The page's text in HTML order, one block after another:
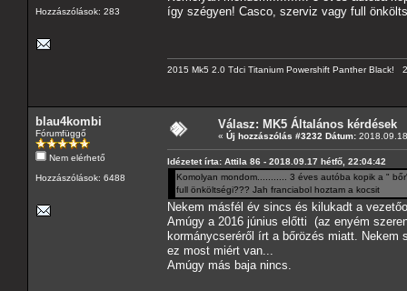
Hozzászólások: 283
így szégyen! Casco, szerviz vagy full
2015 Mk5 2.0 Tdci Titanium Powershift Panther
blau4kombi
Fórumfüggő
Nem elérhető
Hozzászólások: 6488
Válasz: MK5 Általános kérdések
« Új hozzászólás #3232 Dátum:
Idézetet írta: Attila 86 - 2018.09.17 hétfő, 22:04:42
Komolyan mondom........... 3 éves autóba kopik a "
full önköltségi??? Jah franciabol hoztam a kocsit
Nekem másfél év sincs és kilukadt a
Amúgy a 2016 június előtti (az enyém
kormánycseréről írt a bőrözés miatt.
ez most miért van...
Amúgy más baja nincs.